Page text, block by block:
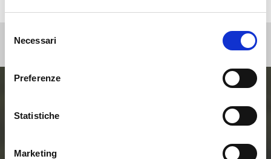
delNecessari
Preferenze
Statistiche
Marketing
Entra ora nel mondo